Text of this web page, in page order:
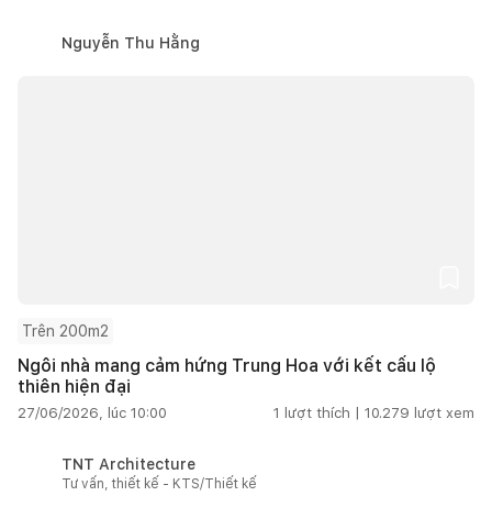
Nguyễn Thu Hằng
Trên 200m2
Ngôi nhà mang cảm hứng Trung Hoa với kết cấu lộ
thiên hiện đại
27/06/2026, lúc 10:00 1 lượt thích | 10.279 lượt xem
TNT Architecture
Tư vấn, thiết kế - KTS/Thiết kế